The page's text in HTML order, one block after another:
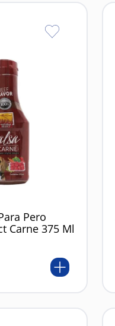
Pero
Carne 375 Ml